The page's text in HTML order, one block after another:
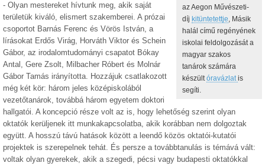
az Aegon Művészeti-
díj kitüntetettje
, Másik
halál című regényének
iskolai feldolgozását a
magyar szakos
tanárok számára
készültóravázlatis
segíti.
- Olyan mestereket hívtunk meg, akik saját
területük kiváló, elismert szakemberei. A prózai
csoportot Barnás Ferenc és Vörös István, a
lírásokat Erdős Virág, Horváth Viktor és Schein
Gábor, az irodalomtudományi csapatot Bókay
Antal, Gere Zsolt, Milbacher Róbert és Molnár
Gábor Tamás irányította. Hozzájuk csatlakozott
még két kör: három jeles középiskolából
vezetőtanárok, továbbá három egyetem doktori
hallgatói. A koncepció része volt az is, hogy lehetőség szerint olyan
oktatók kerüljenek itt munkakapcsolatba, akik korábban nem dolgoztak
együtt. A hosszú távú hatások között a leendő közös oktatói-kutatói
projektek is szerepelnek tehát. És persze a továbbtanulás is témává vált:
voltak olyan gyerekek, akik a szegedi, pécsi vagy budapesti oktatókkal